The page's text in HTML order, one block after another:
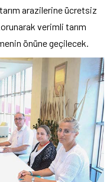
arazilerine ücretsiz
verimli tarım
önüne geçilecek.